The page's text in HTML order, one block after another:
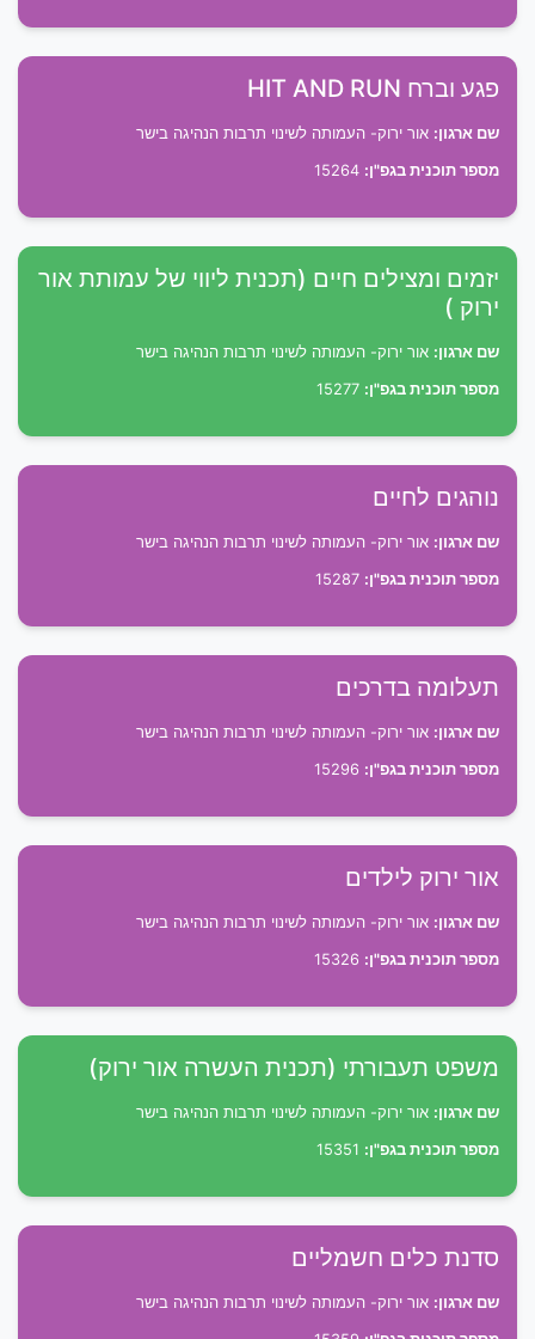
פגע וברח HIT AND RUN
שם ארגון: אור ירוק- העמותה לשינוי תרבות הנהיגה בישר
מספר תוכנית בגפ"ן:
יזמים ומצילים חיים (תכנית ליווי של עמותת אור
ירוק )
שם ארגון: אור ירוק- העמותה לשינוי תרבות הנהיגה בישר
מספר תוכנית בגפ"ן:
נוהגים לחיים
שם ארגון: אור ירוק- העמותה לשינוי תרבות הנהיגה בישר
מספר תוכנית בגפ"ן:
תעלומה בדרכים
שם ארגון: אור ירוק- העמותה לשינוי תרבות הנהיגה בישר
מספר תוכנית בגפ"ן:
אור ירוק לילדים
שם ארגון: אור ירוק- העמותה לשינוי תרבות הנהיגה בישר
מספר תוכנית בגפ"ן:
משפט תעבורתי (תכנית העשרה אור ירוק)
שם ארגון: אור ירוק- העמותה לשינוי תרבות הנהיגה בישר
מספר תוכנית בגפ"ן:
סדנת כלים חשמליים
שם ארגון: אור ירוק- העמותה לשינוי תרבות הנהיגה בישר